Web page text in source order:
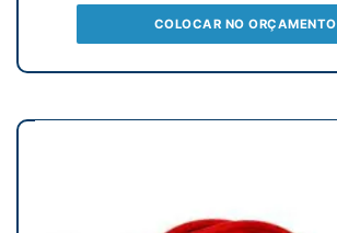
COLOCAR NO ORÇAMENTO